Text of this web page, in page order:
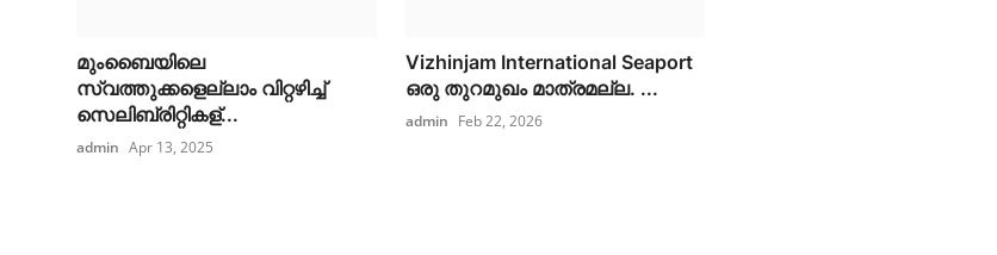
മുംബൈയിലെ
സ്വത്തുക്കളെല്ലാം വിറ്റഴിച്ച്
സെലിബ്രിറ്റികള്...
admin Apr 13, 2025
Vizhinjam International Seaport
ഒരു തുറമുഖം മാത്രമല്ല. ...
admin Feb 22, 2026